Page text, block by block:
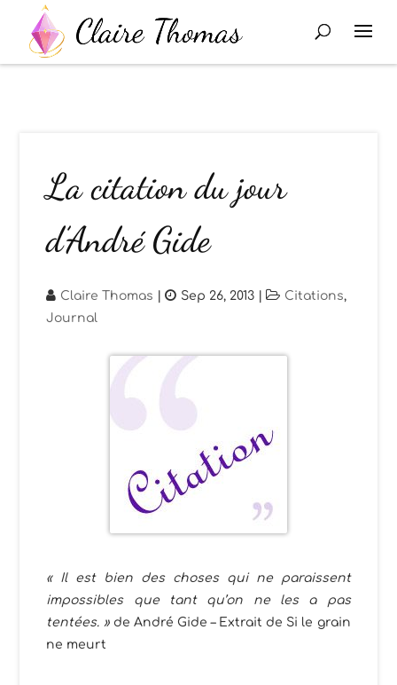
La citation du jour
d’André Gide
Claire Thomas | Sep 26, 2013 | Citations,
Journal
« Il est bien des choses qui ne paraissent
impossibles que tant qu’on ne les a pas
tentées. »de André Gide – Extrait de Si le grain
ne meurt